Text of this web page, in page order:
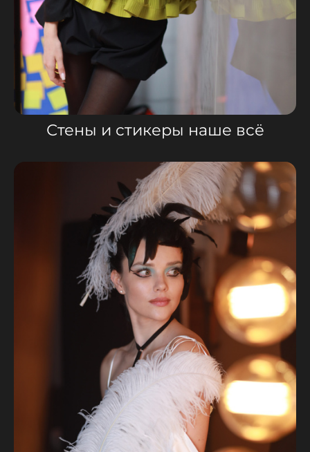
Стены и стикеры наше всё